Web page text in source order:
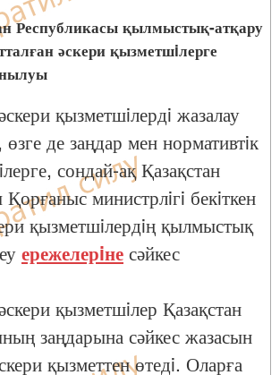
Республикасы қылмыстық-атқару
әскери қызметшiлерге
қызметшiлердi жазалау
де заңдар мен нормативтiк
сондай-ақ Қазақстан
Қорғаныс министрлiгi бекiткен
қызметшiлердiң қылмыстық
ережелерiне сәйкес
қызметшiлер Қазақстан
заңдарына сәйкес жазасын
қызметтен өтедi. Оларға